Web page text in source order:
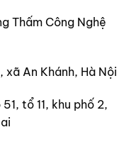
Thấm Công Nghệ
An Khánh, Hà Nội
tổ 11, khu phố 2,